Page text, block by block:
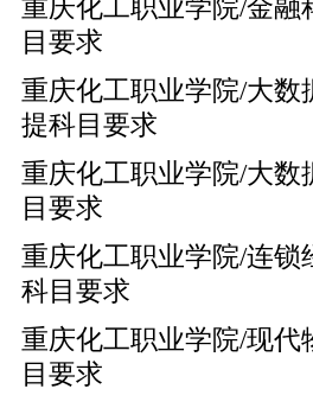
重庆化工职业学院/金融
目要求
重庆化工职业学院/大数
提科目要求
重庆化工职业学院/大数
目要求
重庆化工职业学院/连锁
科目要求
重庆化工职业学院/现代
目要求